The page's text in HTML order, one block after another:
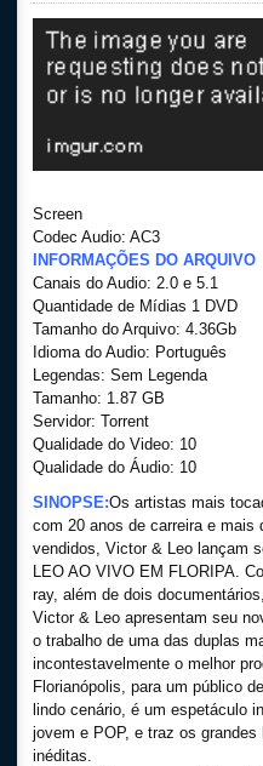
Screen
Codec Audio: AC3
INFORMAÇÕES DO ARQUIVO
Canais do Audio: 2.0 e 5.1
Quantidade de Mídias 1 DVD
Tamanho do Arquivo: 4.36Gb
Idioma do Audio: Português
Legendas: Sem Legenda
Tamanho: 1.87 GB
Servidor: Torrent
Qualidade do Video: 10
Qualidade do Áudio: 10
SINOPSE:Os artistas mais
com 20 anos de carreira e mais
vendidos, Victor & Leo lançam
LEO AO VIVO EM FLORIPA.
ray, além de dois
Victor & Leo apresentam seu
o trabalho de uma das duplas
incontestavelmente o melhor
Florianópolis, para um público
lindo cenário, é um espetáculo
jovem e POP, e traz os
inéditas.